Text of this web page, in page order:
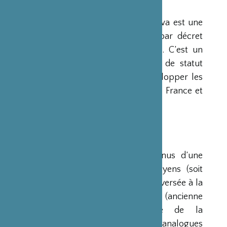
La Fondation Franco-Japonaise Sasakawa est une
fondation reconnue d’utilité publique par décret
du Premier Ministre du 23 mars 1990. C’est un
organisme privé, sans but lucratif et de statut
français, qui a pour mission de « développer les
relations culturelles et d’amitié entre la France et
Ses ressources proviennent des revenus d’une
dotation initiale de trois milliards de yens (soit
environ 20 millions d’euros à l’époque) versée à la
France par la Fondation Nippon (ancienne
Fondation de l’Industrie Japonaise de la
Construction Navale). Des institutions analogues